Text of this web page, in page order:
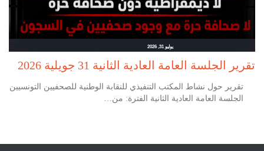
يوليو 31, 2026
تقرير الجلسة العامة العادية الثانية 31 جويلية 2026
تقرير حول نشاط المكتب التنفيذي للنقابة الوطنية للصحفيين التونسيين
الجلسة العامة العادية الثانية الفترة: من…